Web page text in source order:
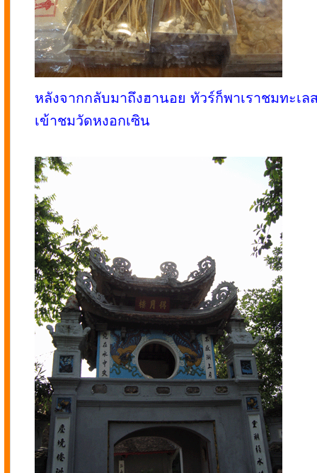
หลังจากกลับมาถึงฮานอย ทัวร์ก็พาเราชมทะเ
เข้าชมวัดหงอกเซิน